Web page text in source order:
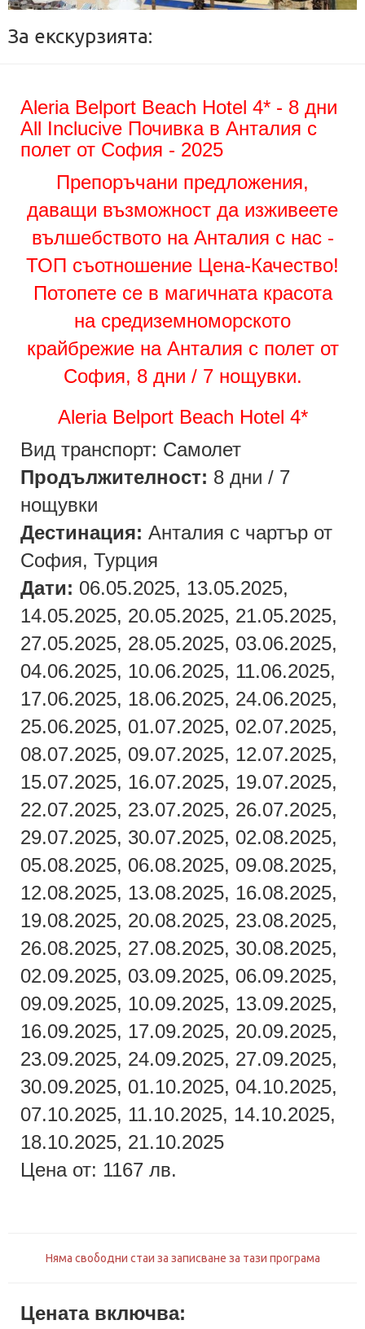
За екскурзията:
Aleria Belport Beach Hotel 4* - 8 дни
All Inclucive Почивка в Анталия с
полет от София - 2025
Препоръчани предложения,
даващи възможност да изживеете
вълшебството на Анталия с нас -
ТОП съотношение Цена-Качество!
Потопете се в магичната красота
на средиземноморското
крайбрежие на Анталия с полет от
София, 8 дни / 7 нощувки.
Aleria Belport Beach Hotel 4*
Вид транспорт: Самолет
Продължителност: 8 дни / 7
нощувки
Дестинация: Анталия с чартър от
София, Турция
Дати: 06.05.2025, 13.05.2025,
14.05.2025, 20.05.2025, 21.05.2025,
27.05.2025, 28.05.2025, 03.06.2025,
04.06.2025, 10.06.2025, 11.06.2025,
17.06.2025, 18.06.2025, 24.06.2025,
25.06.2025, 01.07.2025, 02.07.2025,
08.07.2025, 09.07.2025, 12.07.2025,
15.07.2025, 16.07.2025, 19.07.2025,
22.07.2025, 23.07.2025, 26.07.2025,
29.07.2025, 30.07.2025, 02.08.2025,
05.08.2025, 06.08.2025, 09.08.2025,
12.08.2025, 13.08.2025, 16.08.2025,
19.08.2025, 20.08.2025, 23.08.2025,
26.08.2025, 27.08.2025, 30.08.2025,
02.09.2025, 03.09.2025, 06.09.2025,
09.09.2025, 10.09.2025, 13.09.2025,
16.09.2025, 17.09.2025, 20.09.2025,
23.09.2025, 24.09.2025, 27.09.2025,
30.09.2025, 01.10.2025, 04.10.2025,
07.10.2025, 11.10.2025, 14.10.2025,
18.10.2025, 21.10.2025
Цена от: 1167 лв.
Няма свободни стаи за записване за тази програма
Цената включва: